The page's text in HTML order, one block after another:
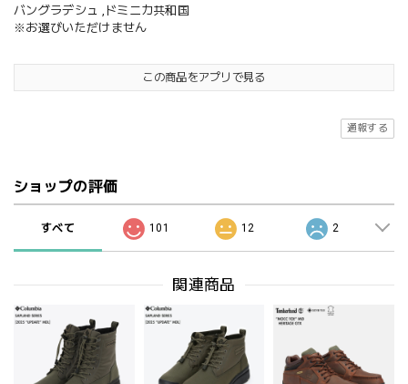
バングラデシュ ,ドミニカ共和国
※お選びいただけません
この商品をアプリで見る
通報する
ショップの評価
すべて 101 12 2
関連商品